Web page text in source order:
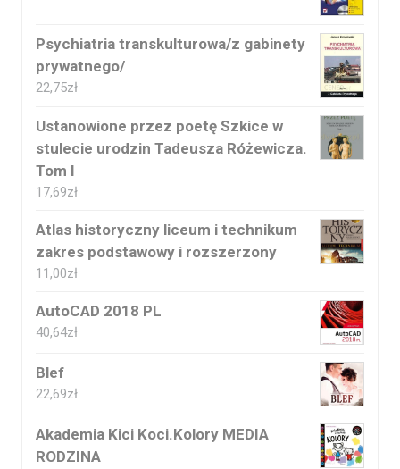
Psychiatria transkulturowa/z gabinety
prywatnego/
22,75zł
Ustanowione przez poetę Szkice w
stulecie urodzin Tadeusza Różewicza.
Tom I
17,69zł
Atlas historyczny liceum i technikum
zakres podstawowy i rozszerzony
11,00zł
AutoCAD 2018 PL
40,64zł
Blef
22,69zł
Akademia Kici Koci.Kolory MEDIA
RODZINA